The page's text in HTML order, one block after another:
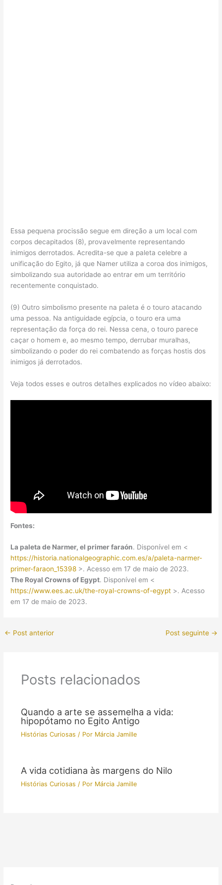
Essa pequena procissão segue em direção a um local com
corpos decapitados (8), provavelmente representando
inimigos derrotados. Acredita-se que a paleta celebre a
unificação do Egito, já que Namer utiliza a coroa dos inimigos,
simbolizando sua autoridade ao entrar em um território
recentemente conquistado.
(9) Outro simbolismo presente na paleta é o touro atacando
uma pessoa. Na antiguidade egípcia, o touro era uma
representação da força do rei. Nessa cena, o touro parece
caçar o homem e, ao mesmo tempo, derrubar muralhas,
simbolizando o poder do rei combatendo as forças hostis dos
inimigos já derrotados.
Veja todos esses e outros detalhes explicados no vídeo abaixo:
Fontes:
La paleta de Narmer, el primer faraón. Disponível em <
https://historia.nationalgeographic.com.es/a/paleta-narmer-
primer-faraon_15398 >. Acesso em 17 de maio de 2023.
The Royal Crowns of Egypt. Disponível em <
https://www.ees.ac.uk/the-royal-crowns-of-egypt >. Acesso
em 17 de maio de 2023.
← Post anterior Post seguinte →
Posts relacionados
Quando a arte se assemelha a vida:
hipopótamo no Egito Antigo
Histórias Curiosas / Por Márcia Jamille
A vida cotidiana às margens do Nilo
Histórias Curiosas / Por Márcia Jamille